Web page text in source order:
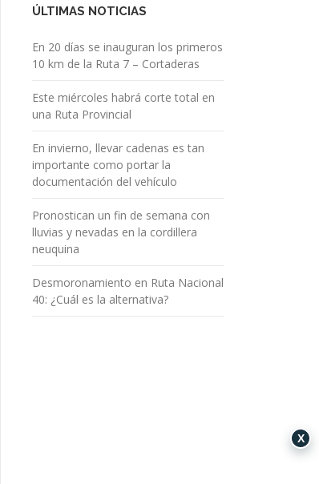
ÚLTIMAS NOTICIAS
En 20 días se inauguran los primeros
10 km de la Ruta 7 – Cortaderas
Este miércoles habrá corte total en
una Ruta Provincial
En invierno, llevar cadenas es tan
importante como portar la
documentación del vehículo
Pronostican un fin de semana con
lluvias y nevadas en la cordillera
neuquina
Desmoronamiento en Ruta Nacional
40: ¿Cuál es la alternativa?
X